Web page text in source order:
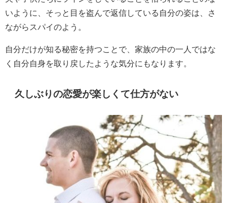
いように、そっと目を盗んで返信している自分の姿は、さ
ながらスパイのよう。
自分だけが知る秘密を持つことで、家族の中の一人ではな
く自分自身を取り戻したような気分にもなります。
久しぶりの恋愛が楽しくて仕方がない